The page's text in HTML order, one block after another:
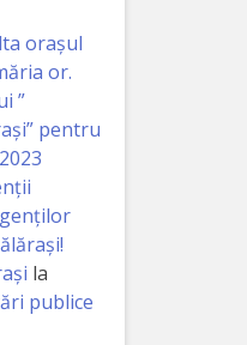
orașul
or.
”
pentru
la
publice